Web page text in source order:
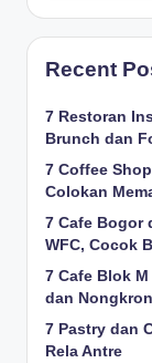
Recent
7 Restoran
Brunch dan
7 Coffee
Colokan
7 Cafe Bogor
WFC, Cocok
7 Cafe Blok
dan
7 Pastry dan
Rela Antre